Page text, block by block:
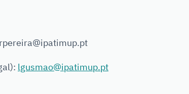
lgusmao@ipatimup.pt